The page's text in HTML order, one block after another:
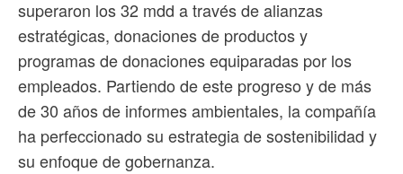
superaron los 32 mdd a través de alianzas
estratégicas, donaciones de productos y
programas de donaciones equiparadas por los
empleados. Partiendo de este progreso y de más
de 30 años de informes ambientales, la compañía
ha perfeccionado su estrategia de sostenibilidad y
su enfoque de gobernanza.